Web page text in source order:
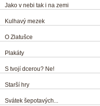
Jako v nebi tak i na zemi
Kulhavý mezek
O Zlatušce
Plakáty
S tvojí dcerou? Ne!
Starší hry
Svátek šepotavých...